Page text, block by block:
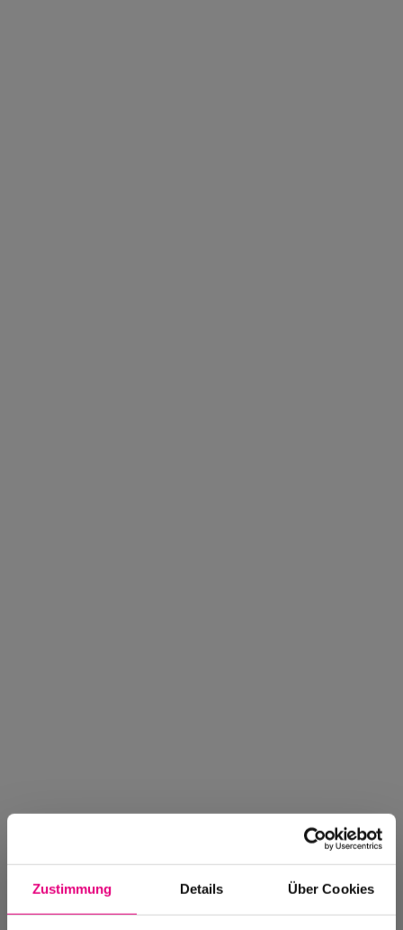
Zustimmung Details Über Cookies